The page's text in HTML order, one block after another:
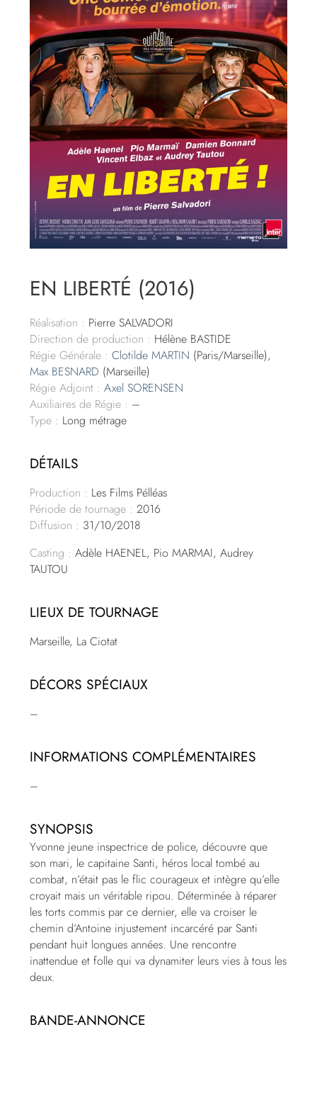
EN LIBERTÉ (2016)
Réalisation : Pierre SALVADORI
Direction de production : Hélène BASTIDE
Régie Générale : Clotilde MARTIN (Paris/Marseille),
Max BESNARD (Marseille)
Régie Adjoint : Axel SORENSEN
Auxiliaires de Régie : –
Type : Long métrage
DÉTAILS
Production : Les Films Pélléas
Période de tournage : 2016
Diffusion : 31/10/2018
Casting : Adèle HAENEL, Pio MARMAI, Audrey
TAUTOU
LIEUX DE TOURNAGE
Marseille, La Ciotat
DÉCORS SPÉCIAUX
–
INFORMATIONS COMPLÉMENTAIRES
–
SYNOPSIS
Yvonne jeune inspectrice de police, découvre que
son mari, le capitaine Santi, héros local tombé au
combat, n’était pas le flic courageux et intègre qu’elle
croyait mais un véritable ripou. Déterminée à réparer
les torts commis par ce dernier, elle va croiser le
chemin d’Antoine injustement incarcéré par Santi
pendant huit longues années. Une rencontre
inattendue et folle qui va dynamiter leurs vies à tous les
deux.
BANDE-ANNONCE